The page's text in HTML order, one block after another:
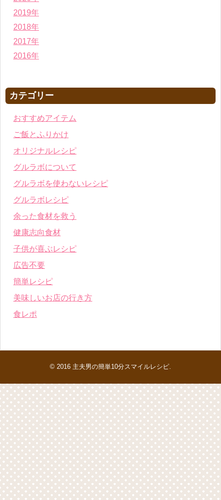
2019年
2018年
2017年
2016年
カテゴリー
おすすめアイテム
ご飯とふりかけ
オリジナルレシピ
グルラボについて
グルラボを使わないレシピ
グルラボレシピ
余った食材を救う
健康志向食材
子供が喜ぶレシピ
広告不要
簡単レシピ
美味しいお店の行き方
食レポ
© 2016 主夫男の簡単10分スマイルレシピ